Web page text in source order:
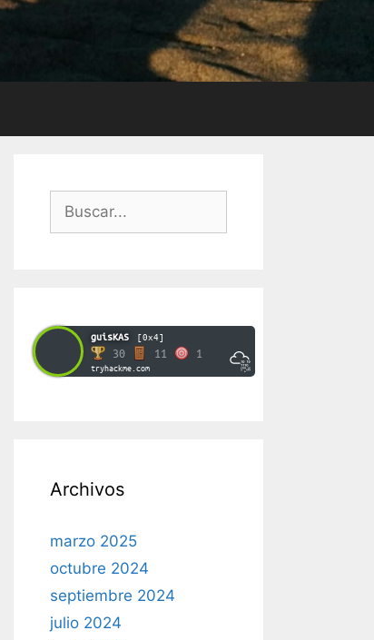
guisKAS [0x4]
30 11 1
tryhackme.com
Archivos
marzo 2025
octubre 2024
septiembre 2024
julio 2024